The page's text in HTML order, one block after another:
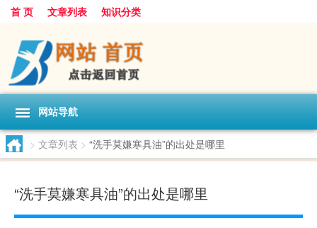
首 页 文章列表 知识分类
网站导航
> 文章列表 > “洗手莫嫌寒具油”的出处是哪里
“洗手莫嫌寒具油”的出处是哪里